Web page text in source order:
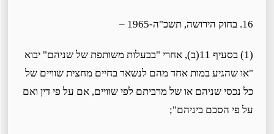
16. בחוק הירושה, תשכ"ה-1965 –
(1) בסעיף 11(ב), אחרי "בבעלות משותפת של שניהם" יבוא
"או שהגיע במות אחד מהם לנשאר בחיים מחצית שוויים של
כל נכסי שניהם או של מרביתם לפי שוויים, אם על פי דין ואם
על פי הסכם ביניהם";